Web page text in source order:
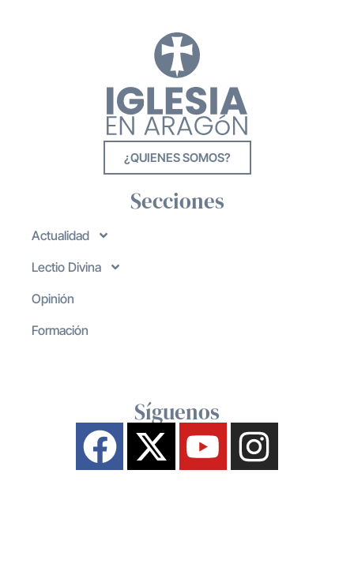
¿QUIENES SOMOS?
Secciones
Actualidad
Lectio Divina
Opinión
Formación
Síguenos